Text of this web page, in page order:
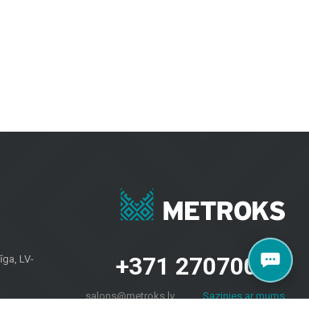
LV-
+371 27070040
salons@metroks.lv Sazinies ar mums